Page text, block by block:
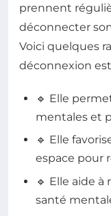
prennent
déconnecter
Voici quelques
déconnexion
🔹 Elle
mentales et
🔹 Elle
espace pour
🔹 Elle aide
santé